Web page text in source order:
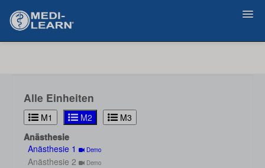
Alle Einheiten
M1 M2
M3
Anästhesie
Anästhesie 1
Demo
Anästhesie 2 Demo